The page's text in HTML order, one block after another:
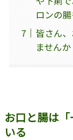
ロンの
皆さん
ませんか
お口と腸は
いる